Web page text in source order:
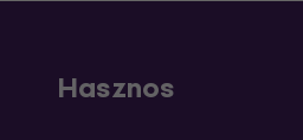
Hasznos